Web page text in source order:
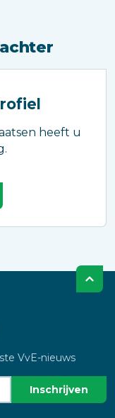
heeft u
VvE-nieuws